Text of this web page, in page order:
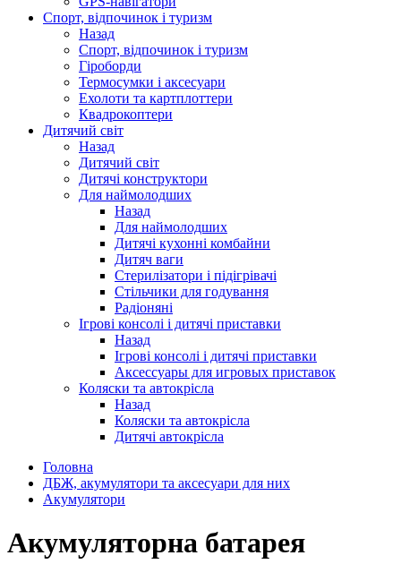
Спорт, відпочинок і туризм
Назад
Спорт, відпочинок і туризм
Гіроборди
Термосумки і аксесуари
Ехолоти та картплоттери
Квадрокоптери
Дитячий світ
Назад
Дитячий світ
Дитячі конструктори
Для наймолодших
Назад
Для наймолодших
Дитячі кухонні комбайни
Дитяч ваги
Стерилізатори і підігрівачі
Стільчики для годування
Радіоняні
Ігрові консолі і дитячі приставки
Назад
Ігрові консолі і дитячі приставки
Аксессуары для игровых приставок
Коляски та автокрісла
Назад
Коляски та автокрісла
Дитячі автокрісла
Головна
ДБЖ, акумулятори та аксесуари для них
Акумулятори
Акумуляторна батарея